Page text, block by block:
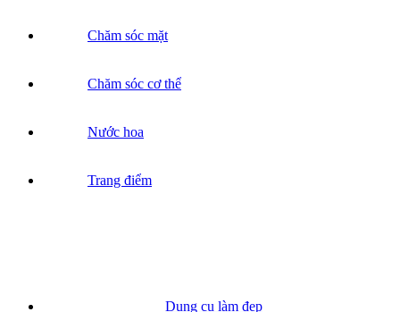
Chăm sóc mặt
Chăm sóc cơ thể
Nước hoa
Trang điểm
Dụng cụ làm đẹp